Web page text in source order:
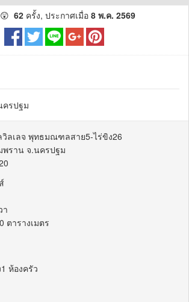
62 ครั้ง, ประกาศเมื่อ 8 พ.ค. 2569
ครปฐม
วิลเลจ พุทธมณฑลสาย5-ไร่ขิง26
พราน จ.นครปฐม
า
ตารางเมตร
ห้องครัว